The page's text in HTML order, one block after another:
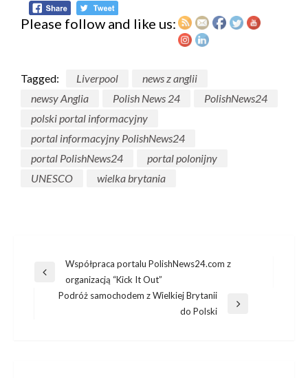
Please follow and like us:
Tagged: Liverpool
news z anglii
newsy Anglia
Polish News 24
PolishNews24
polski portal informacyjny
portal informacyjny PolishNews24
portal PolishNews24
portal polonijny
UNESCO
wielka brytania
Post
navigation
Previous
Współpraca portalu PolishNews24.com z
organizacją “Kick It Out”
Podróż samochodem z Wielkiej Brytanii
do Polski